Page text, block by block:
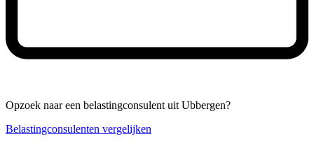
Opzoek naar een belastingconsulent uit Ubbergen?
Belastingconsulenten vergelijken